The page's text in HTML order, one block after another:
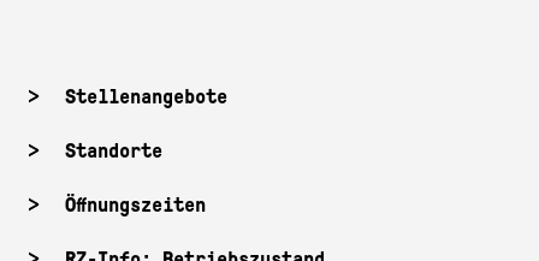
Stellenangebote
Standorte
Öffnungszeiten